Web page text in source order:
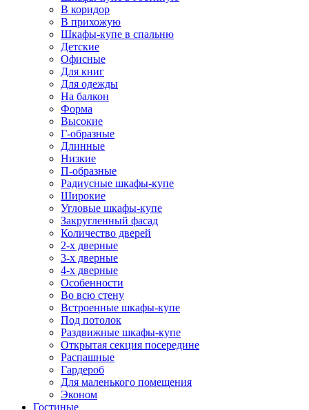
В коридор
В прихожую
Шкафы-купе в спальню
Детские
Офисные
Для книг
Для одежды
На балкон
Форма
Высокие
Г-образные
Длинные
Низкие
П-образные
Радиусные шкафы-купе
Широкие
Угловые шкафы-купе
Закругленный фасад
Количество дверей
2-х дверные
3-х дверные
4-х дверные
Особенности
Во всю стену
Встроенные шкафы-купе
Под потолок
Раздвижные шкафы-купе
Открытая секция посередине
Распашные
Гардероб
Для маленького помещения
Эконом
Гостиные